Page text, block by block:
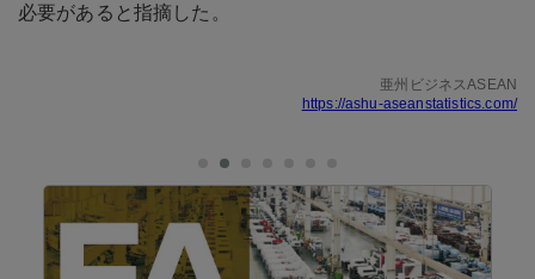
必要があると指摘した。
亜州ビジネスASEAN
https://ashu-aseanstatistics.com/